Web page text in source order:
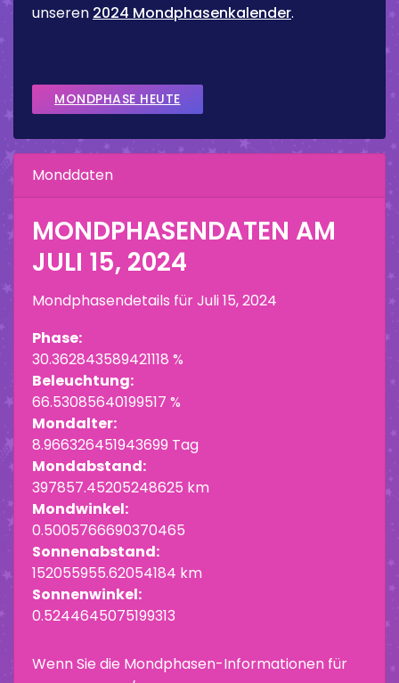
unseren 2024 Mondphasenkalender.
MONDPHASE HEUTE
Monddaten
MONDPHASENDATEN AM
JULI 15, 2024
Mondphasendetails fürJuli 15, 2024
Phase:
30.362843589421118 %
Beleuchtung:
66.53085640199517 %
Mondalter:
8.966326451943699 Tag
Mondabstand:
397857.45205248625 km
Mondwinkel:
0.5005766690370465
Sonnenabstand:
152055955.62054184 km
Sonnenwinkel:
0.5244645075199313
Wenn Sie die Mondphasen-Informationen für